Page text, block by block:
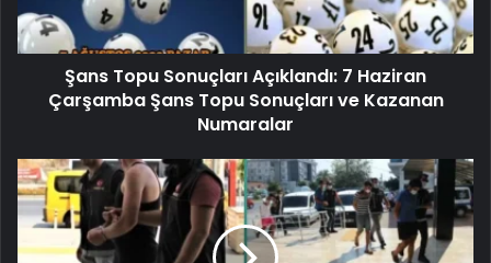
Şans Topu Sonuçları Açıklandı: 7 Haziran
Çarşamba Şans Topu Sonuçları ve Kazanan
Numaralar